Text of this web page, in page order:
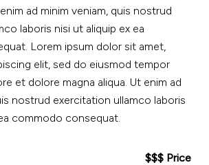
ad minim veniam, quis nostrud
laboris nisi ut aliquip ex ea
Lorem ipsum dolor sit amet,
elit, sed do eiusmod tempor
et dolore magna aliqua. Ut enim ad
nostrud exercitation ullamco laboris
commodo consequat.
$$$ Price